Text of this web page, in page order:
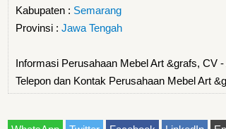
Kabupaten : Semarang
Provinsi : Jawa Tengah
Informasi Perusahaan Mebel Art &grafs, CV
Telepon dan Kontak Perusahaan Mebel Art